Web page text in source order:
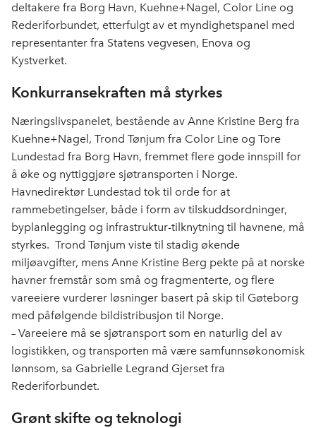
deltakere fra Borg Havn, Kuehne+Nagel, Color Line og
Rederiforbundet, etterfulgt av et myndighetspanel med
representanter fra Statens vegvesen, Enova og
Kystverket.
Konkurransekraften må styrkes
Næringslivspanelet, bestående av Anne Kristine Berg fra
Kuehne+Nagel, Trond Tønjum fra Color Line og Tore
Lundestad fra Borg Havn, fremmet flere gode innspill for
å øke og nyttiggjøre sjøtransporten i Norge.
Havnedirektør Lundestad tok til orde for at
rammebetingelser, både i form av tilskuddsordninger,
byplanlegging og infrastruktur-tilknytning til havnene, må
styrkes. Trond Tønjum viste til stadig økende
miljøavgifter, mens Anne Kristine Berg pekte på at norske
havner fremstår som små og fragmenterte, og flere
vareeiere vurderer løsninger basert på skip til Gøteborg
med påfølgende bildistribusjon til Norge.
– Vareeiere må se sjøtransport som en naturlig del av
logistikken, og transporten må være samfunnsøkonomisk
lønnsom, sa Gabrielle Legrand Gjerset fra
Rederiforbundet.
Grønt skifte og teknologi